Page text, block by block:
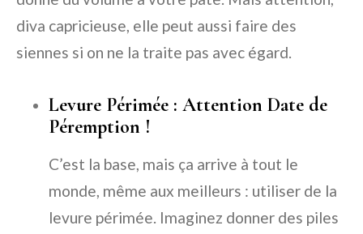
diva capricieuse, elle peut aussi faire des
siennes si on ne la traite pas avec égard.
Levure Périmée : Attention Date de
Péremption !
C’est la base, mais ça arrive à tout le
monde, même aux meilleurs : utiliser de la
levure périmée. Imaginez donner des piles